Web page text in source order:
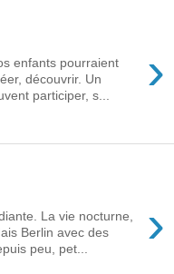
›
enfants pourraient
découvrir. Un
participer, s...
›
La vie nocturne,
Berlin avec des
peu, pet...